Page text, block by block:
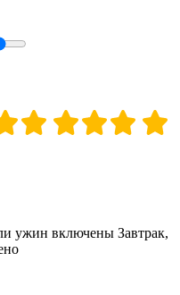
ужин включены Завтрак,